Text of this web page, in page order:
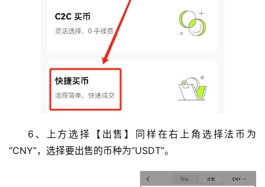
6、上方选择【出售】同样在右上角选择法币为
“CNY”，选择要出售的币种为“USDT”。